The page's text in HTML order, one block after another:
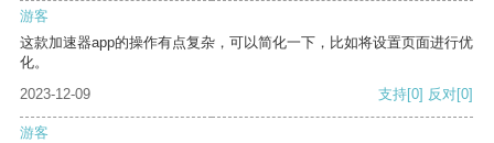
游客
这款加速器app的操作有点复杂，可以简化一下，比如将设置页面进行优
化。
2023-12-09
支持[0] 反对[0]
游客